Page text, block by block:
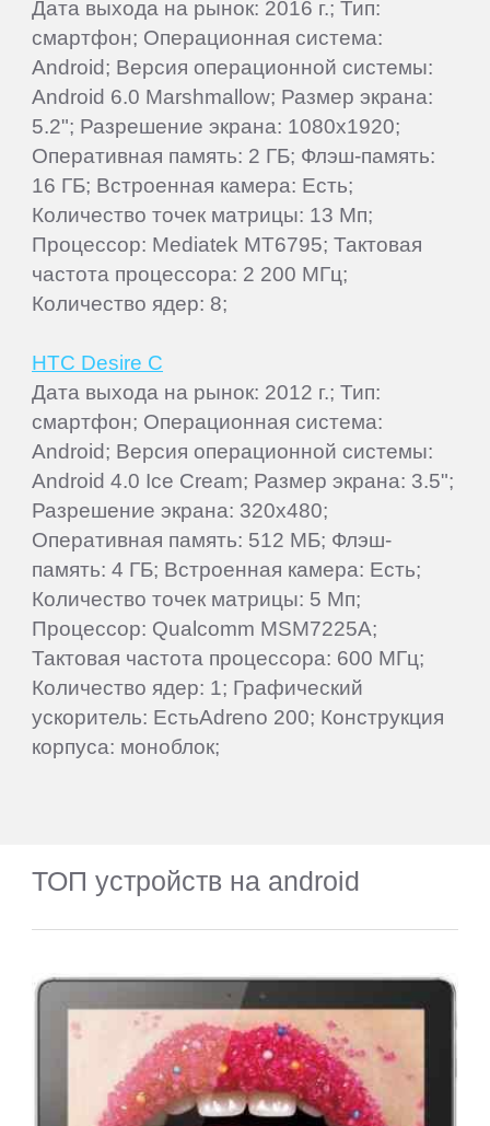
Дата выхода на рынок: 2016 г.; Тип:
смартфон; Операционная система:
Android; Версия операционной системы:
Android 6.0 Marshmallow; Размер экрана:
5.2"; Разрешение экрана: 1080x1920;
Оперативная память: 2 ГБ; Флэш-память:
16 ГБ; Встроенная камера: Есть;
Количество точек матрицы: 13 Мп;
Процессор: Mediatek MT6795; Тактовая
частота процессора: 2 200 МГц;
Количество ядер: 8;
HTC Desire C
Дата выхода на рынок: 2012 г.; Тип:
смартфон; Операционная система:
Android; Версия операционной системы:
Android 4.0 Ice Cream; Размер экрана: 3.5";
Разрешение экрана: 320x480;
Оперативная память: 512 МБ; Флэш-
память: 4 ГБ; Встроенная камера: Есть;
Количество точек матрицы: 5 Мп;
Процессор: Qualcomm MSM7225A;
Тактовая частота процессора: 600 МГц;
Количество ядер: 1; Графический
ускоритель: ЕстьAdreno 200; Конструкция
корпуса: моноблок;
ТОП устройств на android